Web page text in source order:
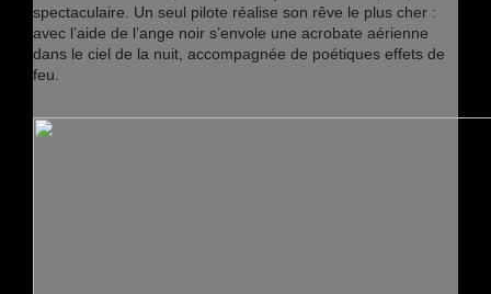
spectaculaire. Un seul pilote réalise son rêve le plus cher :
avec l’aide de l’ange noir s’envole une acrobate aérienne
dans le ciel de la nuit, accompagnée de poétiques effets de
feu.